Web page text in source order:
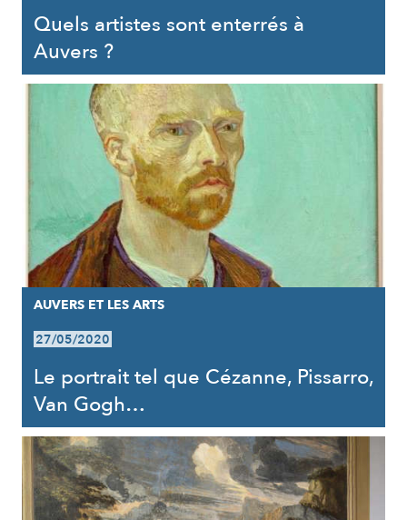
Quels artistes sont enterrés à
Auvers ?
AUVERS ET LES ARTS
27/05/2020
Le portrait tel que Cézanne, Pissarro,
Van Gogh…